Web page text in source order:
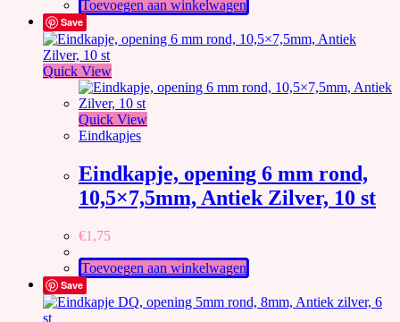
Toevoegen aan winkelwagen
Save
Quick View
Quick View
Eindkapjes
Eindkapje, opening 6 mm rond,
10,5×7,5mm, Antiek Zilver, 10 st
€1,75
Toevoegen aan winkelwagen
Save